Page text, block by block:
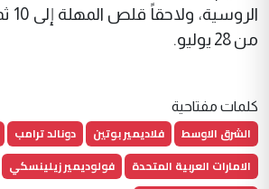
من 28 يوليو.
كلمات مفتاحية
الشرق الاوسط فلاديمير بوتين دونالد ترامب
الامارات العربية المتحدة
فولوديمير زيلينسكي